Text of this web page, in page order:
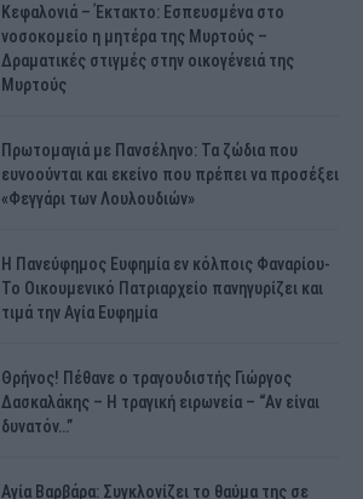
Κεφαλονιά – Έκτακτο: Εσπευσμένα στο
νοσοκομείο η μητέρα της Μυρτούς –
Δραματικές στιγμές στην οικογένειά της
Μυρτούς
Πρωτομαγιά με Πανσέληνο: Τα ζώδια που
ευνοούνται και εκείνο που πρέπει να προσέξει
«Φεγγάρι των Λουλουδιών»
H Πανεύφημος Ευφημία εν κόλποις Φαναρίου-
Το Οικουμενικό Πατριαρχείο πανηγυρίζει και
τιμά την Αγία Ευφημία
Θρήνος! Πέθανε ο τραγουδιστής Γιώργος
Δασκαλάκης – Η τραγική ειρωνεία – “Αν είναι
δυνατόν…”
Αγία Βαρβάρα: Συγκλονίζει το θαύμα της σε